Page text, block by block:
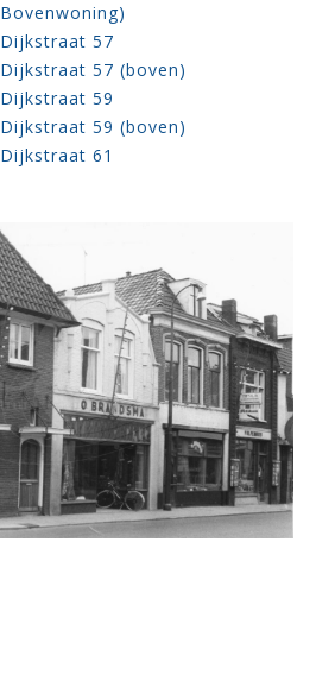
Bovenwoning)
Dijkstraat 57
Dijkstraat 57 (boven)
Dijkstraat 59
Dijkstraat 59 (boven)
Dijkstraat 61